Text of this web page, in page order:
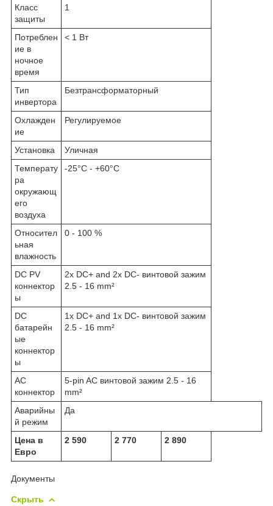
Класс
защиты
1
Потреблен
ие в
ночное
время
< 1 Вт
Тип
инвертора
Безтрансформаторный
Охлажден
ие
Регулируемое
Установка
Уличная
Температу
ра
окружающ
его
воздуха
-25°C - +60°C
Относител
ьная
влажность
0 - 100 %
DC PV
коннектор
ы
2x DC+ and 2x DC- винтовой зажим
2.5 - 16 mm²
DC
батарейн
ые
коннектор
ы
1x DC+ and 1x DC- винтовой зажим
2.5 - 16 mm²
AC
коннектор
5-pin AC винтовой зажим 2.5 - 16
mm²
Аварийны
й режим
Да
Цена в
Евро
2 590 2 770 2 890
Документы
Скрыть